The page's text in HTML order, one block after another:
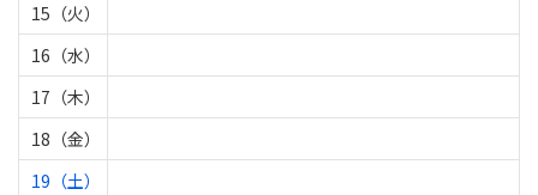
15（火）
16（水）
17（木）
18（金）
19（土）